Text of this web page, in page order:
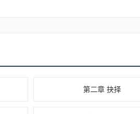
第二章 抉择